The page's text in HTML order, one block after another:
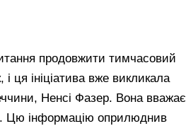
продовжити тимчасовий
ця ініціатива вже викликала
Ненсі Фазер. Вона вважає
Цю інформацію оприлюднив